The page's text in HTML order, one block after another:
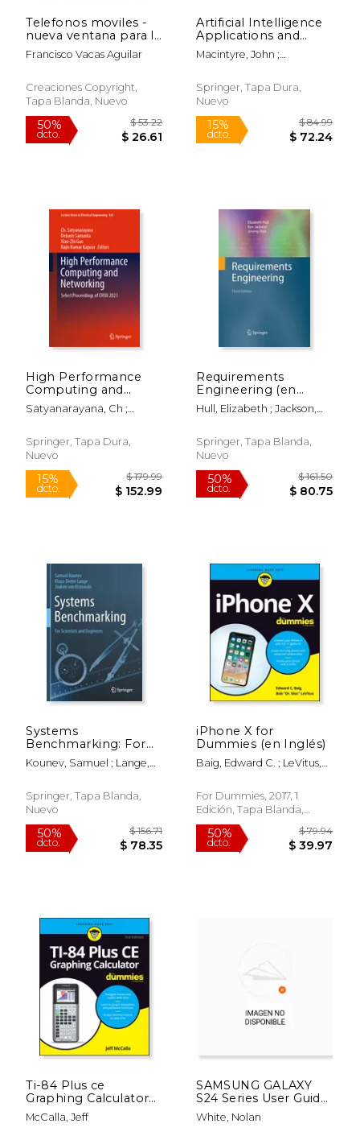
Telefonos moviles -
nueva ventana para la
comunicacion
integral -
Francisco Vacas Aguilar
Creaciones Copyright,
Tapa Blanda, Nuevo
50%
dcto.
Artificial Intelligence
Applications and
Innovations: Aiai 2019
Ifip Wg 12.5
Workshops: Mhdw
and 5g-Pine 2019,
Greec (en Inglés)
Macintyre, John ;
Lazaros
Springer, Tapa Dura,
Nuevo
15%
dcto.
High Performance
Computing and
Networking: Select
Proceedings of Chsn
Satyanarayana, Ch ;
Xiao-Zhi
Springer, Tapa Dura,
Nuevo
15%
dcto.
$ 179.99
$ 152.99
Requirements
Engineering (en
Inglés)
Hull, Elizabeth ; Jackson,
Springer, Tapa Blanda,
Nuevo
50%
dcto.
Systems
Benchmarking: For
Scientists and
Engineers (en Inglés)
Kounev, Samuel ; Lange,
Kistowski, Jóakim
Springer, Tapa Blanda,
Nuevo
50%
dcto.
iPhone X for
Dummies (en Inglés)
Baig, Edward C. ; LeVitus,
For Dummies, 2017, 1
Edición, Tapa Blanda,
Nuevo
50%
dcto.
Ti-84 Plus ce
Graphing Calculator
for Dummies (For
Dummies (Computer
McCalla, Jeff
SAMSUNG GALAXY
S24 Series User Guide:
Tips and Tricks For
Beginner and
White, Nolan